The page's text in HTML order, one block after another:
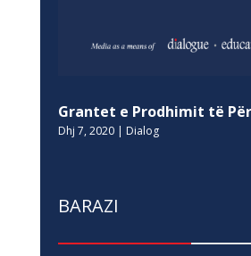
Grantet e Prodhimit të
Dhj 7, 2020| Dialog
BARAZI